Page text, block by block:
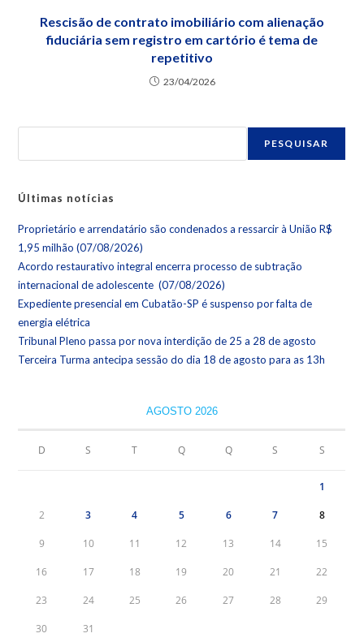
Rescisão de contrato imobiliário com alienação
fiduciária sem registro em cartório é tema de
repetitivo
23/04/2026
PESQUISAR
Últimas notícias
Proprietário e arrendatário são condenados a ressarcir à União R$
1,95 milhão (07/08/2026)
Acordo restaurativo integral encerra processo de subtração
internacional de adolescente (07/08/2026)
Expediente presencial em Cubatão-SP é suspenso por falta de
energia elétrica
Tribunal Pleno passa por nova interdição de 25 a 28 de agosto
Terceira Turma antecipa sessão do dia 18 de agosto para as 13h
AGOSTO 2026
D S T Q Q S S
1
2 3 4 5 6 7 8
9 10 11 12 13 14 15
16 17 18 19 20 21 22
23 24 25 26 27 28 29
30 31